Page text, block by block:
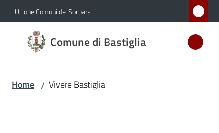
Vai al contenuto
Vai alla navigazione
Vai al footer
Unione Comuni del Sorbara
Comune di Bastiglia
Comune
di
Home / Vivere Bastiglia